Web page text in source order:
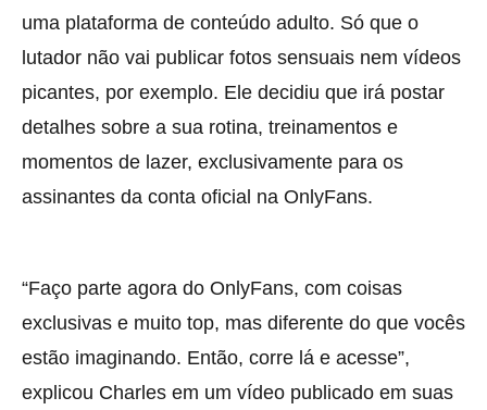
uma plataforma de conteúdo adulto. Só que o
lutador não vai publicar fotos sensuais nem vídeos
picantes, por exemplo. Ele decidiu que irá postar
detalhes sobre a sua rotina, treinamentos e
momentos de lazer, exclusivamente para os
assinantes da conta oficial na OnlyFans.
“Faço parte agora do OnlyFans, com coisas
exclusivas e muito top, mas diferente do que vocês
estão imaginando. Então, corre lá e acesse”,
explicou Charles em um vídeo publicado em suas